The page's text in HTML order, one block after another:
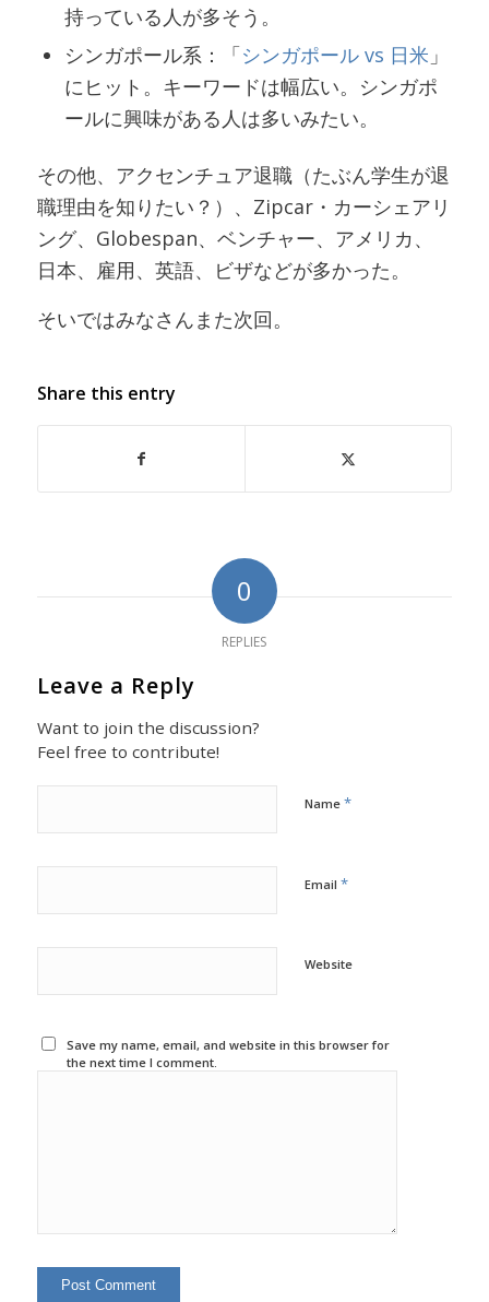
持っている人が多そう。
シンガポール系：「シンガポール vs 日米 」
にヒット。キーワードは幅広い。シンガポ
ールに興味がある人は多いみたい。
その他、アクセンチュア退職（たぶん学生が退
職理由を知りたい？）、Zipcar・カーシェアリ
ング、Globespan、ベンチャー、アメリカ、
日本、雇用、英語、ビザなどが多かった。
そいではみなさんまた次回。
Share this entry
0
REPLIES
Leave a Reply
Want to join the discussion?
Feel free to contribute!
Name *
Email *
Website
Save my name, email, and website in this browser for
the next time I comment.